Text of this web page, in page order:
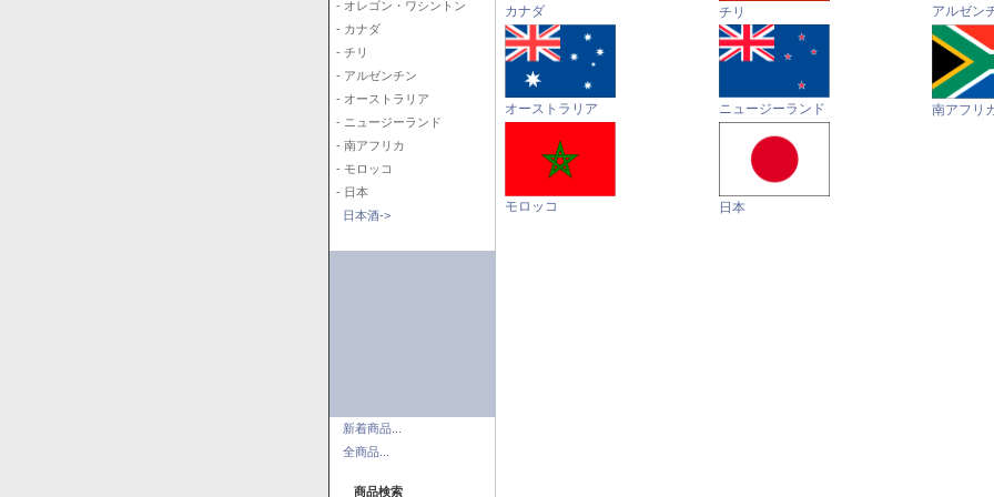
- オレゴン・ワシントン
- カナダ
- チリ
- アルゼンチン
- オーストラリア
- ニュージーランド
- 南アフリカ
- モロッコ
- 日本
日本酒->
新着商品...
全商品...
商品検索
カナダ チリ アルゼン
オーストラリア ニュージーランド 南アフリ
モロッコ 日本